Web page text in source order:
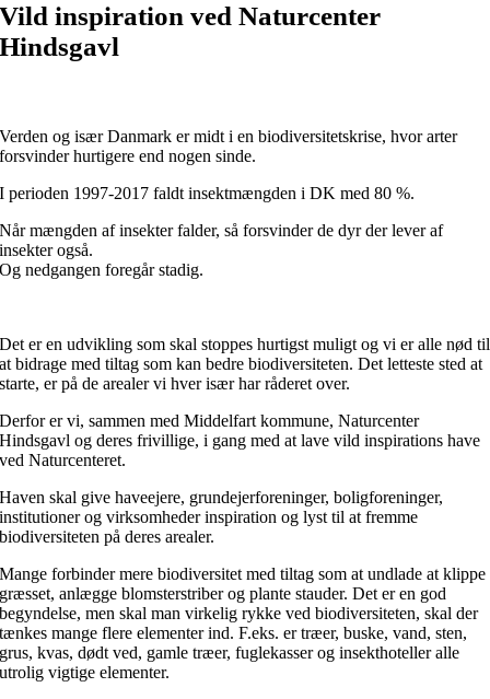
Vild inspiration ved Naturcenter
Hindsgavl
Verden og især Danmark er midt i en biodiversitetskrise, hvor arter
forsvinder hurtigere end nogen sinde.
I perioden 1997-2017 faldt insektmængden i DK med 80 %.
Når mængden af insekter falder, så forsvinder de dyr der lever af
insekter også.
Og nedgangen foregår stadig.
Det er en udvikling som skal stoppes hurtigst muligt og vi er alle nød til
at bidrage med tiltag som kan bedre biodiversiteten. Det letteste sted at
starte, er på de arealer vi hver især har råderet over.
Derfor er vi, sammen med Middelfart kommune, Naturcenter
Hindsgavl og deres frivillige, i gang med at lave vild inspirations have
ved Naturcenteret.
Haven skal give haveejere, grundejerforeninger, boligforeninger,
institutioner og virksomheder inspiration og lyst til at fremme
biodiversiteten på deres arealer.
Mange forbinder mere biodiversitet med tiltag som at undlade at klippe
græsset, anlægge blomsterstriber og plante stauder. Det er en god
begyndelse, men skal man virkelig rykke ved biodiversiteten, skal der
tænkes mange flere elementer ind. F.eks. er træer, buske, vand, sten,
grus, kvas, dødt ved, gamle træer, fuglekasser og insekthoteller alle
utrolig vigtige elementer.